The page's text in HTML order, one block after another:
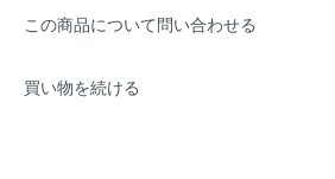
この商品について問い合わせる
買い物を続ける